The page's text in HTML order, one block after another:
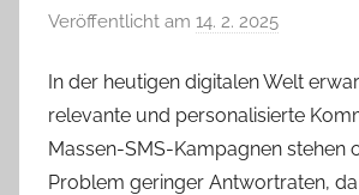
Veröffentlicht am 14. 2. 2025
n
V
e
r
In der heutigen digitalen Welt
relevante und personalisierte
Massen-SMS-Kampagnen stehen
Problem geringer Antwortraten,